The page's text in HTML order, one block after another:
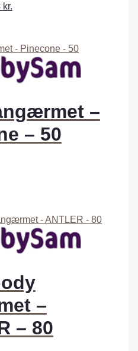
kr.
–
– 50
–
– 80